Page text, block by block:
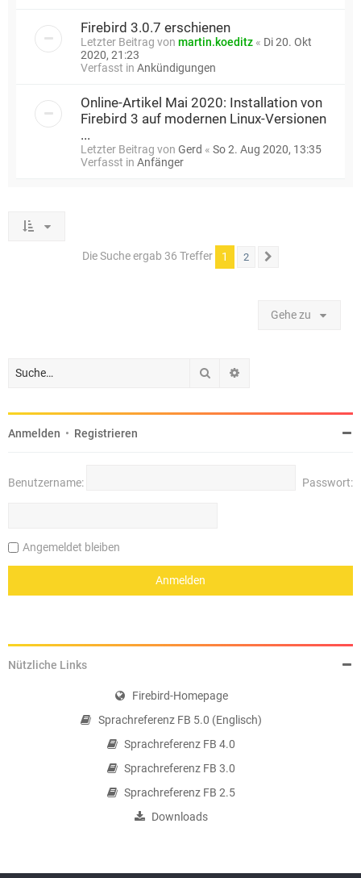
Firebird 3.0.7 erschienen
Letzter Beitrag von martin.koeditz « Di 20. Okt
2020, 21:23
Verfasst in Ankündigungen
Online-Artikel Mai 2020: Installation von
Firebird 3 auf modernen Linux-Versionen
...
Letzter Beitrag von Gerd « So 2. Aug 2020, 13:35
Verfasst in Anfänger
Die Suche ergab 36 Treffer 1 2
Gehe zu
Suche
Anmelden • Registrieren
Benutzername: Passwort:
Angemeldet bleiben
Nützliche Links
Firebird-Homepage
Sprachreferenz FB 5.0 (Englisch)
Sprachreferenz FB 4.0
Sprachreferenz FB 3.0
Sprachreferenz FB 2.5
Downloads